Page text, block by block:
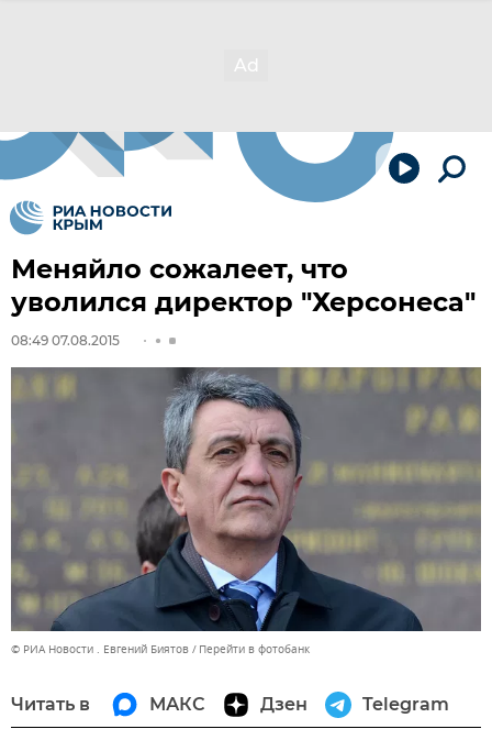
Меняйло сожалеет, что
уволился директор "Херсонеса"
08:49 07.08.2015
© РИА Новости . Евгений Биятов Перейти в фотобанк
Читать в МАКС Дзен Telegram